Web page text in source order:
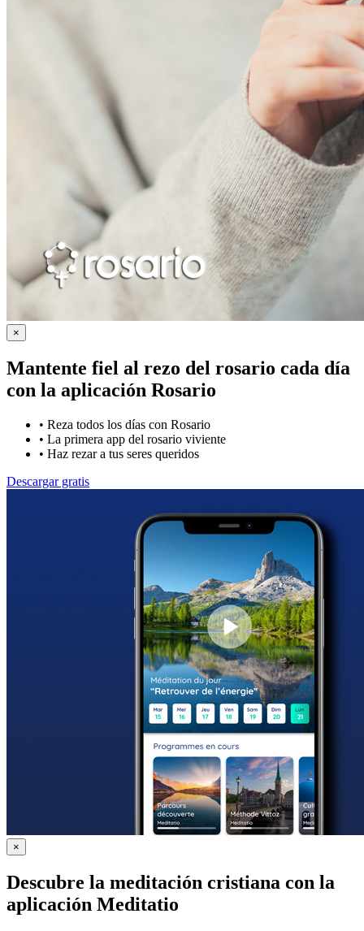
×
Mantente fiel al rezo del rosario cada día
con la aplicación Rosario
• Reza todos los días con Rosario
• La primera app del rosario viviente
• Haz rezar a tus seres queridos
Descargar gratis
×
Descubre la meditación cristiana con la
aplicación Meditatio